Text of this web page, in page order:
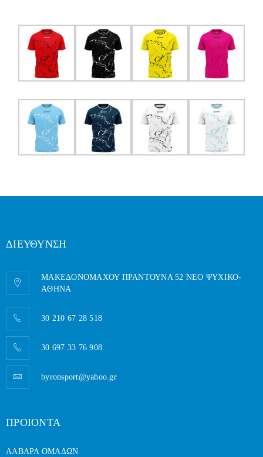
ΔΙΕΥΘΥΝΣΗ
ΜΑΚΕΔΟΝΟΜΑΧΟΥ ΠΡΑΝΤΟΥΝΑ 52 ΝΕΟ ΨΥΧΙΚΟ-
AΘΗΝΑ
30 210 67 28 518
30 697 33 76 908
byronsport@yahoo.gr
ΠΡΟΙΟΝΤΑ
ΛΑΒΑΡΑ ΟΜΑΔΩΝ